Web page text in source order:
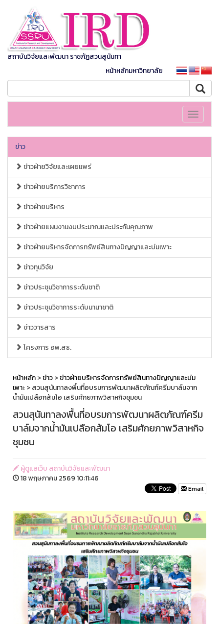
สถาบันวิจัยและพัฒนา ราชภัฏสวนสุนันทา
หน้าหลักมหาวิทยาลัย
Toggle
ข่าว
ข่าวฝ่ายวิจัยและเผยแพร่
ข่าวฝ่ายบริการวิชาการ
ข่าวฝ่ายบริหาร
ข่าวฝ่ายแผนงานงบประมาณและประกันคุณภาพ
ข่าวฝ่ายบริหารจัดการทรัพย์สินทางปัญญาและบ่มเพาะ
ข่าวทุนวิจัย
ข่าวประชุมวิชาการระดับชาติ
ข่าวประชุมวิชาการระดับนานาชาติ
ข่าววารสาร
โครงการ อพ.สธ.
หน้าหลัก>ข่าว>ข่าวฝ่ายบริหารจัดการทรัพย์สินทางปัญญาและบ่ม
เพาะ> สวนสุนันทาลงพื้นที่อบรมการพัฒนาผลิตภัณฑ์ครีมบาล์มจาก
น้ำมันเปลือกส้มโอ เสริมศักยภาพวิสาหกิจชุมชน
สวนสุนันทาลงพื้นที่อบรมการพัฒนาผลิตภัณฑ์ครีม
บาล์มจากน้ำมันเปลือกส้มโอ เสริมศักยภาพวิสาหกิจ
ชุมชน
ผู้ดูแลเว็บ สถาบันวิจัยและพัฒนา
18 พฤษภาคม 2569 10:11:46
Email